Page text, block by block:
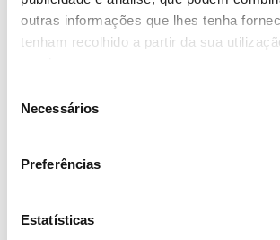
outras informações que lhes tenha
tenham recolhido a partir da sua
serviços.
Necessários
Preferências
Estatísticas